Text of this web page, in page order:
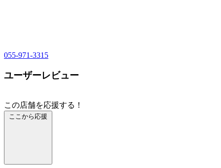
055-971-3315
ユーザーレビュー
この店舗を応援する！
ここから応援